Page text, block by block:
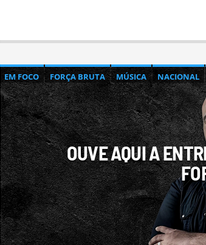
EM FOCO FORÇA BRUTA MÚSICA NACIONAL
OUVE AQUI A